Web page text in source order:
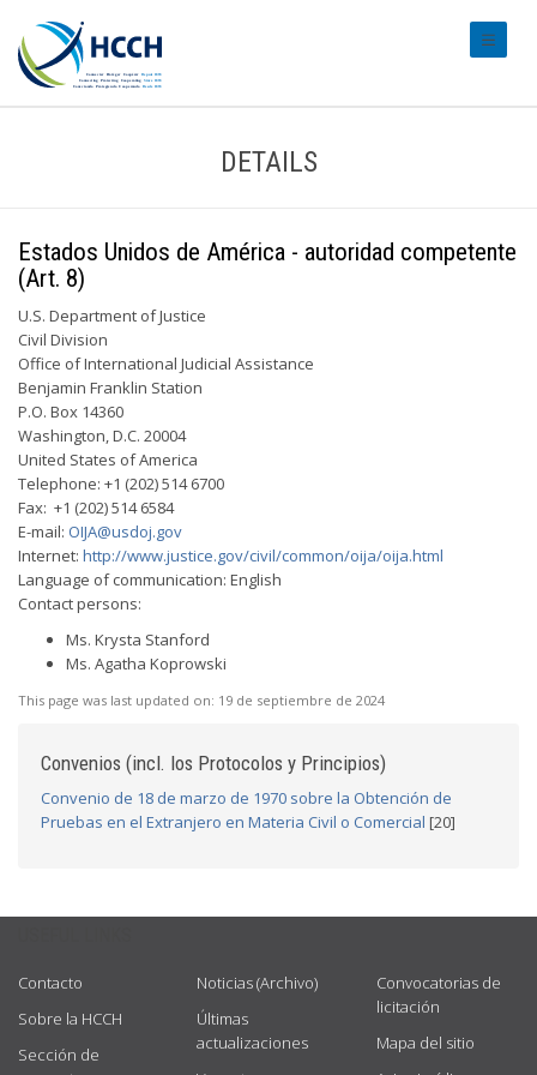
DETAILS
Estados Unidos de América - autoridad competente
(Art. 8)
U.S. Department of Justice
Civil Division
Office of International Judicial Assistance
Benjamin Franklin Station
P.O. Box 14360
Washington, D.C. 20004
United States of America
Telephone: +1 (202) 514 6700
Fax: +1 (202) 514 6584
E-mail: OIJA@usdoj.gov
Internet: http://www.justice.gov/civil/common/oija/oija.html
Language of communication: English
Contact persons:
Ms. Krysta Stanford
Ms. Agatha Koprowski
This page was last updated on: 19 de septiembre de 2024
Convenios (incl. los Protocolos y Principios)
Convenio de 18 de marzo de 1970 sobre la Obtención de
Pruebas en el Extranjero en Materia Civil o Comercial [20]
Contacto
Sobre la HCCH
Sección de
Noticias (Archivo)
Últimas
actualizaciones
Convocatorias de
licitación
Mapa del sitio